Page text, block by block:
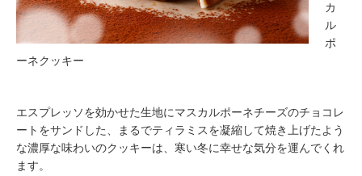
カ
ル
ポ
ーネクッキー
エスプレッソを効かせた生地にマスカルポーネチーズのチョコレ
ートをサンドした、まるでティラミスを凝縮して焼き上げたよう
な濃厚な味わいのクッキーは、寒い冬に幸せな気分を運んでくれ
ます。